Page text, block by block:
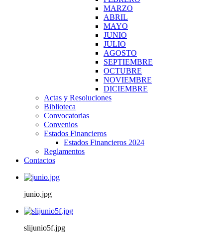
MARZO
ABRIL
MAYO
JUNIO
JULIO
AGOSTO
SEPTIEMBRE
OCTUBRE
NOVIEMBRE
DICIEMBRE
Actas y Resoluciones
Biblioteca
Convocatorias
Convenios
Estados Financieros
Estados Financieros 2024
Reglamentos
Contactos
junio.jpg
slijunio5f.jpg